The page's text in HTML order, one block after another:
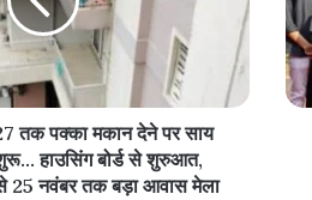
तक पक्का मकान देने पर साय
हाउसिंग बोर्ड से शुरुआत,
25 नवंबर तक बड़ा आवास मेला